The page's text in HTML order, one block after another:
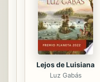
Lejos de Luisiana
Luz Gabás